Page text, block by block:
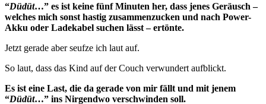
“Düdüt…” es ist keine fünf Minuten her, dass jenes Geräusch –
welches mich sonst hastig zusammenzucken und nach Power-
Akku oder Ladekabel suchen lässt – ertönte.
Jetzt gerade aber seufze ich laut auf.
So laut, dass das Kind auf der Couch verwundert aufblickt.
Es ist eine Last, die da gerade von mir fällt und mit jenem
“Düdüt…” ins Nirgendwo verschwinden soll.